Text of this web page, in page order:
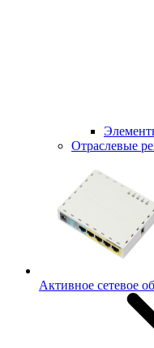
Отраслевые
Активное сетевое